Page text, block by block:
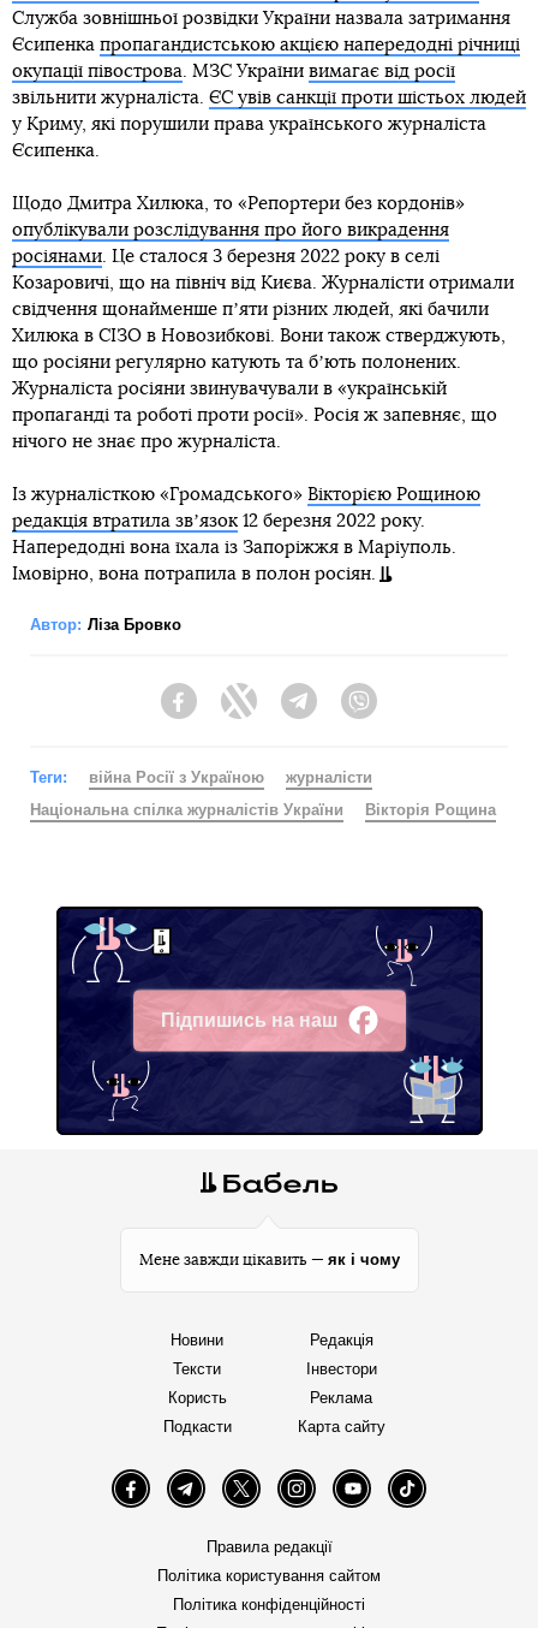
Служба зовнішньої розвідки України назвала затримання
Єсипенка пропагандистською акцією напередодні річниці
окупації півострова. МЗС України вимагає від росії
звільнити журналіста. ЄС увів санкції проти шістьох людей
у Криму, які порушили права українського журналіста
Єсипенка.
Щодо Дмитра Хилюка, то «Репортери без кордонів»
опублікували розслідування про його викрадення
росіянами. Це сталося 3 березня 2022 року в селі
Козаровичі, що на північ від Києва. Журналісти отримали
свідчення щонайменше пʼяти різних людей, які бачили
Хилюка в СІЗО в Новозибкові. Вони також стверджують,
що росіяни регулярно катують та бʼють полонених.
Журналіста росіяни звинувачували в «українській
пропаганді та роботі проти росії». Росія ж запевняє, що
нічого не знає про журналіста.
Із журналісткою «Громадського» Вікторією Рощиною
редакція втратила звʼязок 12 березня 2022 року.
Напередодні вона їхала із Запоріжжя в Маріуполь.
Імовірно, вона потрапила в полон росіян.
Автор: Ліза Бровко
FacebookTwitter Telegram
Теги: війна Росії з Україною
журналісти
Національна спілка журналістів України
Вікторія Рощина
Підпишись на наш
Facebook
Мене завжди цікавить — як і чому
Новини
Тексти
Користь
Подкасти
Редакція
Інвестори
Реклама
Карта сайту
FacebookTelegramTwitter InstagramYouTube TikTok
Правила редакції
Політика користування сайтом
Політика конфіденційності